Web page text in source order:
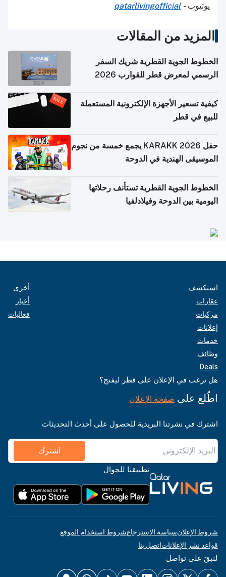
يوتيوب-
qatarlivingofficial
المزيد من المقالات
الخطوط الجوية القطرية شريك السفر
الرسمي لمعرض قطر للقوارب 2026
كيفية تسعير الأجهزة الإلكترونية المستعملة
للبيع في قطر
حفل KARAKK 2026 يجمع خمسة من نجوم
الموسيقى الهندية في الدوحة
الخطوط الجوية القطرية تستأنف رحلاتها
اليومية بين الدوحة وفيلادلفيا
استكشف
عقارات
مركبات
إعلانات
خدمات
وظائف
Deals
أخرى
أخبار
فعاليات
هل ترغب في الإعلان على قطر ليفنج؟
اطّلع على صفحة الإعلان
اشترك في نشرتنا البريدية للحصول على أحدث التحديثات
اشترك
تطبيقنا للجوال
شروط الإعلانسياسة الاسترجاعشروط استخدام الموقع
قواعد نشر الإعلاناتاتصل بنا
لنبقَ على تواصل